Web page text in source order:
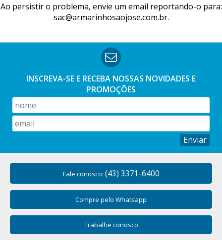
Ao persistir o problema, envie um email reportando-o para:
sac@armarinhosaojose.com.br.
INSCREVA-SE E RECEBA NOSSAS NOVIDADES E
PROMOÇÕES
Enviar
Fale conosco: (43) 3371-6400
Compre pelo Whatsapp
Trabalhe conosco